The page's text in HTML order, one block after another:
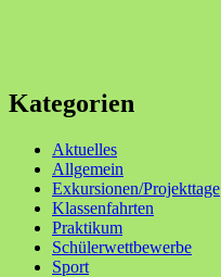
Kategorien
Aktuelles
Allgemein
Exkursionen/Projekttage
Klassenfahrten
Praktikum
Schülerwettbewerbe
Sport